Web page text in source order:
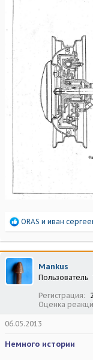
Р
а
к
ц
и
и
ORAS и иван
Mankus
Пользователь
Регистрация
Оценка
06.05.2013
Немного истории